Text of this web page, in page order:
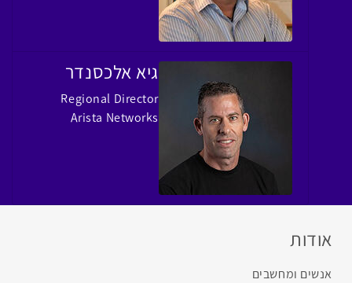
גיא אלכסנדר
Regional Director
Arista Networks
אודות
אנשים ומחשבים